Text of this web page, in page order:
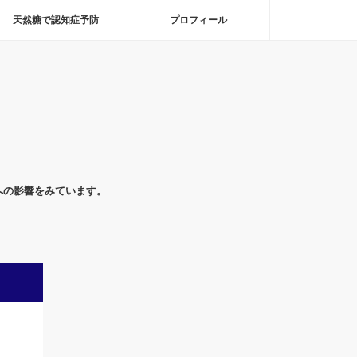
天然糖で認知症予防 プロフィール
影響をみています。